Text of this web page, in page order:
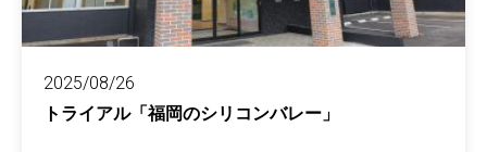
2025/08/26
トライアル「福岡のシリコンバレー」